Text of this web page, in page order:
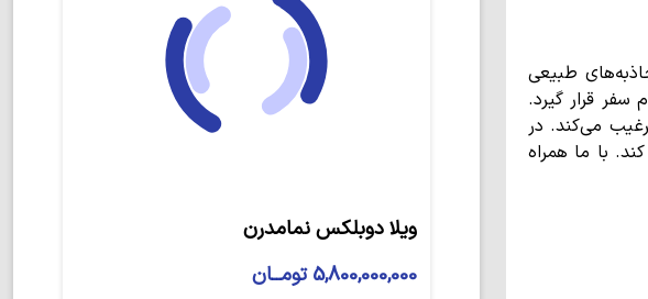
طبیعی
سفر قرار گیرد.
می‌کند. در
با ما همراه
ویلا دوبلکس نمامدرن
5,800,000,000 تومــان